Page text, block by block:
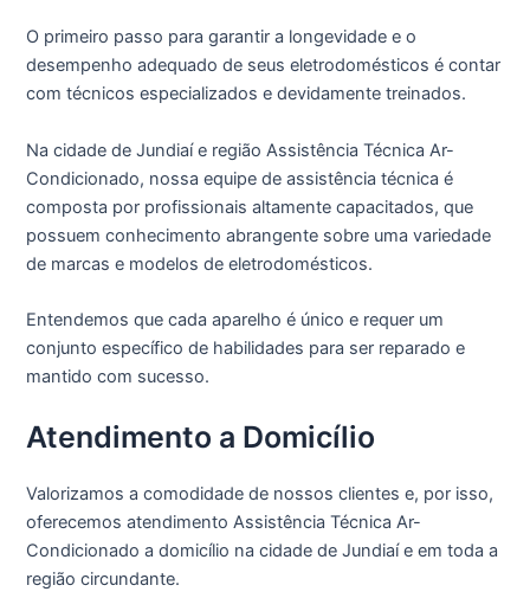
O primeiro passo para garantir a longevidade e o
desempenho adequado de seus eletrodomésticos é contar
com técnicos especializados e devidamente treinados.
Na cidade de Jundiaí e região Assistência Técnica Ar-
Condicionado, nossa equipe de assistência técnica é
composta por profissionais altamente capacitados, que
possuem conhecimento abrangente sobre uma variedade
de marcas e modelos de eletrodomésticos.
Entendemos que cada aparelho é único e requer um
conjunto específico de habilidades para ser reparado e
mantido com sucesso.
Atendimento a Domicílio
Valorizamos a comodidade de nossos clientes e, por isso,
oferecemos atendimento Assistência Técnica Ar-
Condicionado a domicílio na cidade de Jundiaí e em toda a
região circundante.